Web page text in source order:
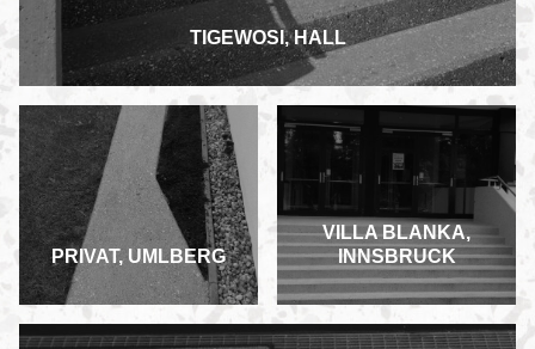
TIGEWOSI, HALL
PRIVAT, UMLBERG
VILLA BLANKA,
INNSBRUCK